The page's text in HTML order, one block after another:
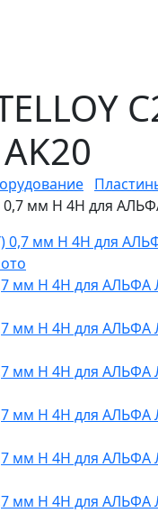
0,7 мм H 4H для